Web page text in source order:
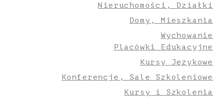
Nieruchomości, Działki
Domy, Mieszkania
Wychowanie
Placówki Edukacyjne
Kursy Językowe
Konferencje, Sale Szkoleniowe
Kursy i Szkolenia